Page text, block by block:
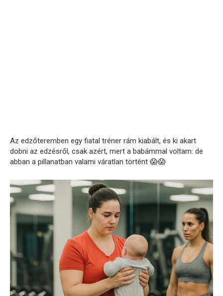
Az edzőteremben egy fiatal tréner rám kiabált, és ki akart
dobni az edzésről, csak azért, mert a babámmal voltam: de
abban a pillanatban valami váratlan történt 😱😱